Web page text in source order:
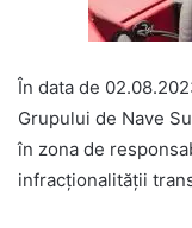
În data de
Grupului de Nave
în zona de
infracţionalităţii